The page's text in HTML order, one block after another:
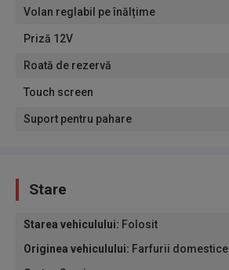
Volan reglabil pe înălțime
Priză 12V
Roată de rezervă
Touch screen
Suport pentru pahare
Stare
Starea vehiculului: Folosit
Originea vehiculului: Farfurii domestice